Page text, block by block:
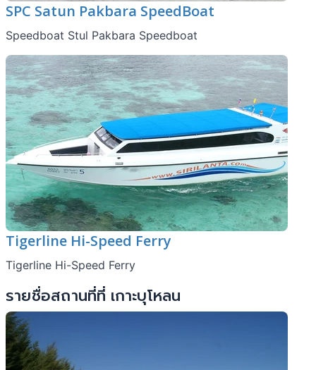
SPC Satun Pakbara SpeedBoat
Speedboat Stul Pakbara Speedboat
Tigerline Hi-Speed Ferry
Tigerline Hi-Speed Ferry
รายชื่อสถานที่ที่ เกาะบุโหลน